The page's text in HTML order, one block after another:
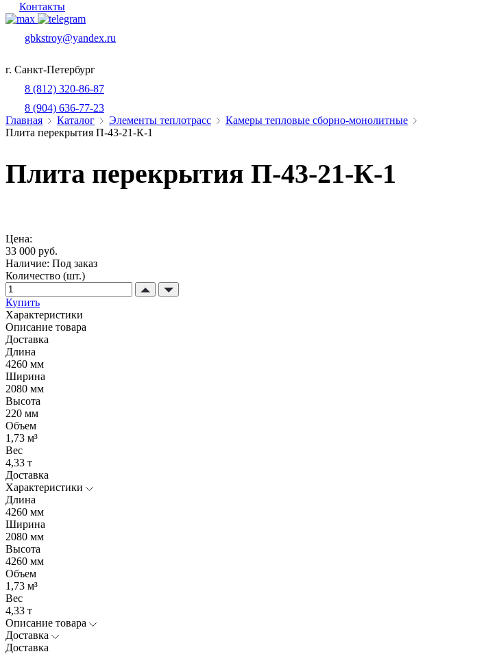
Контакты
gbkstroy@yandex.ru
г. Санкт-Петербург
8 (812) 320-86-87
8 (904) 636-77-23
Главная
Каталог Элементы теплотрасс
Камеры тепловые сборно-монолитные
Плита перекрытия П-43-21-К-1
Плита перекрытия П-43-21-К-1
Цена:
33 000 руб.
Наличие: Под заказ
Количество (шт.)
Купить
Характеристики
Описание товара
Доставка
Длина
4260 мм
Ширина
2080 мм
Высота
220 мм
Объем
1,73 м³
Вес
4,33 т
Доставка
Характеристики
Длина
4260 мм
Ширина
2080 мм
Высота
4260 мм
Объем
1,73 м³
Вес
4,33 т
Описание товара
Доставка
Доставка